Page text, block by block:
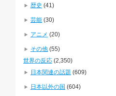
歴史 (41)
芸能 (30)
アニメ (20)
その他 (55)
世界の反応 (2,350)
日本関連の話題 (609)
日本以外の国 (604)